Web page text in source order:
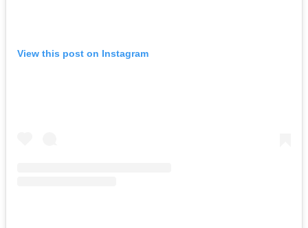
View this post on Instagram